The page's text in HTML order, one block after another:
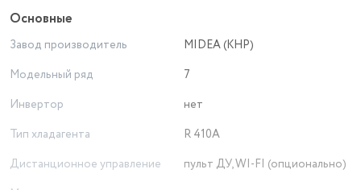
Основные
Завод производитель
MIDEA (КНР)
Модельный ряд
7
Инвертор
нет
Тип хладагента
R 410A
Дистанционное управление
пульт ДУ, WI-FI (опционально)